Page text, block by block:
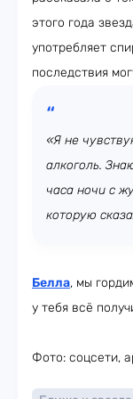
этого года
употребляет
последствия
«Я не
алкоголь.
часа ночи с
которую
Белла, мы
у тебя всё
Фото: соцсети,